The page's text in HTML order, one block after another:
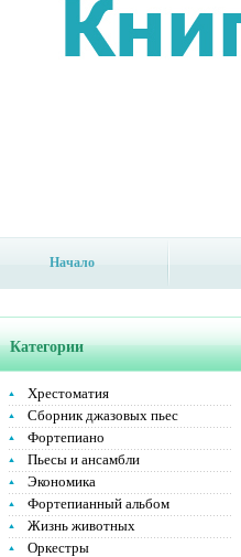
Начало
Категории
Хрестоматия
Сборник джазовых пьес
Фортепиано
Пьесы и ансамбли
Экономика
Фортепианный альбом
Жизнь животных
Оркестры